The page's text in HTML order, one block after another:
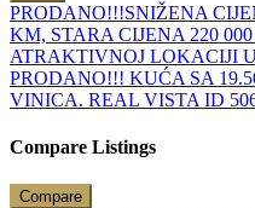
PRODANO!!!SNIŽENA
KM, STARA CIJENA 220
ATRAKTIVNOJ LOKACIJI
PRODANO!!! KUĆA SA
VINICA. REAL VISTA ID
Compare Listings
Compare